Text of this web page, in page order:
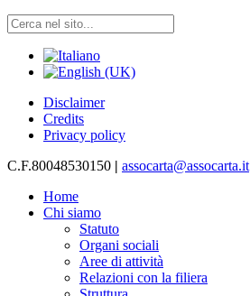
Disclaimer
Credits
Privacy policy
C.F.80048530150 | assocarta@assocarta.it
Home
Chi siamo
Statuto
Organi sociali
Aree di attività
Relazioni con la filiera